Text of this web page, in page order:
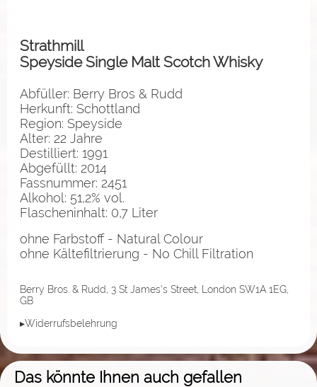
Strathmill
Speyside Single Malt Scotch Whisky
Abfüller: Berry Bros & Rudd
Herkunft: Schottland
Region: Speyside
Alter: 22 Jahre
Destilliert: 1991
Abgefüllt: 2014
Fassnummer: 2451
Alkohol: 51,2% vol.
Flascheninhalt: 0,7 Liter
ohne Farbstoff - Natural Colour
ohne Kältefiltrierung - No Chill Filtration
Berry Bros. & Rudd, 3 St James's Street, London SW1A 1EG,
GB
▸Widerrufsbelehrung
Das könnte Ihnen auch gefallen